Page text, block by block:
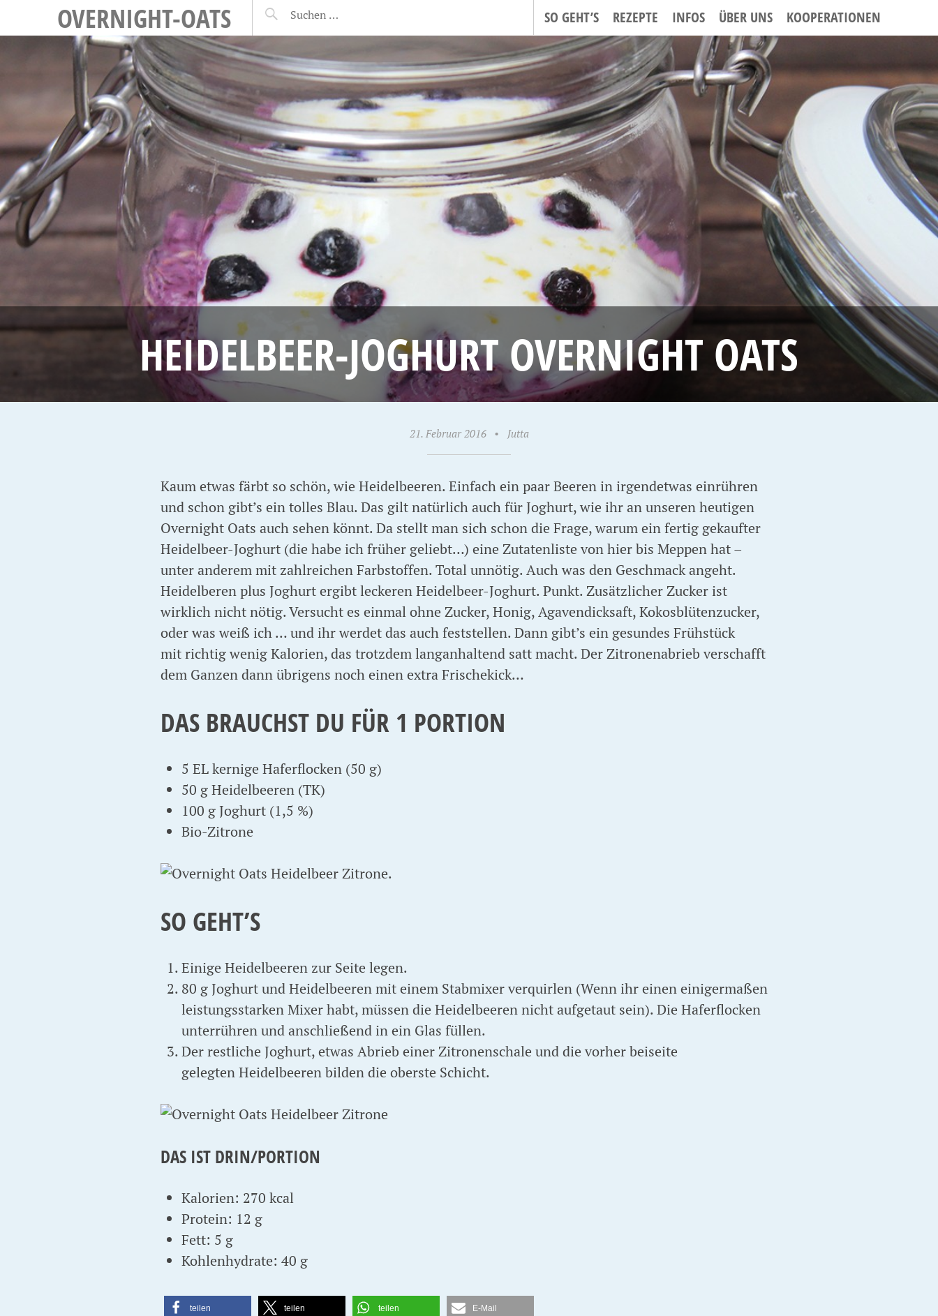
OVERNIGHT-OATS SO GEHT’S REZEPTE INFOS ÜBER UNS KOOPERATIONEN
HEIDELBEER-JOGHURT OVERNIGHT OATS
21. Februar 2016 • Jutta
Kaum etwas färbt so schön, wie Heidelbeeren. Einfach ein paar Beeren in irgendetwas einrühren
und schon gibt’s ein tolles Blau. Das gilt natürlich auch für Joghurt, wie ihr an unseren heutigen
Overnight Oats auch sehen könnt. Da stellt man sich schon die Frage, warum ein fertig gekaufter
Heidelbeer-Joghurt (die habe ich früher geliebt…) eine Zutatenliste von hier bis Meppen hat –
unter anderem mit zahlreichen Farbstoffen. Total unnötig. Auch was den Geschmack angeht.
Heidelberen plus Joghurt ergibt leckeren Heidelbeer-Joghurt. Punkt. Zusätzlicher Zucker ist
wirklich nicht nötig. Versucht es einmal ohne Zucker, Honig, Agavendicksaft, Kokosblütenzucker,
oder was weiß ich … und ihr werdet das auch feststellen. Dann gibt’s ein gesundes Frühstück
mit richtig wenig Kalorien, das trotzdem langanhaltend satt macht. Der Zitronenabrieb verschafft
dem Ganzen dann übrigens noch einen extra Frischekick…
DAS BRAUCHST DU FÜR 1 PORTION
5 EL kernige Haferflocken (50 g)
50 g Heidelbeeren (TK)
100 g Joghurt (1,5 %)
Bio-Zitrone
SO GEHT’S
Einige Heidelbeeren zur Seite legen.
80 g Joghurt und Heidelbeeren mit einem Stabmixer verquirlen (Wenn ihr einen einigermaßen
leistungsstarken Mixer habt, müssen die Heidelbeeren nicht aufgetaut sein). Die Haferflocken
unterrühren und anschließend in ein Glas füllen.
Der restliche Joghurt, etwas Abrieb einer Zitronenschale und die vorher beiseite
gelegten Heidelbeeren bilden die oberste Schicht.
DAS IST DRIN/PORTION
Kalorien: 270 kcal
Protein: 12 g
Fett: 5 g
Kohlenhydrate: 40 g
teilen teilen teilen E-Mail